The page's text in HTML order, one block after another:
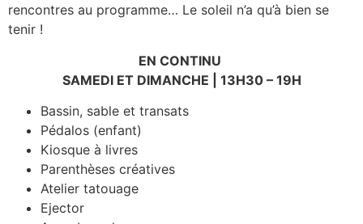
rencontres au programme… Le soleil n’a qu’à bien se
tenir !
EN CONTINU
SAMEDI ET DIMANCHE | 13H30 – 19H
Bassin, sable et transats
Pédalos (enfant)
Kiosque à livres
Parenthèses créatives
Atelier tatouage
Ejector